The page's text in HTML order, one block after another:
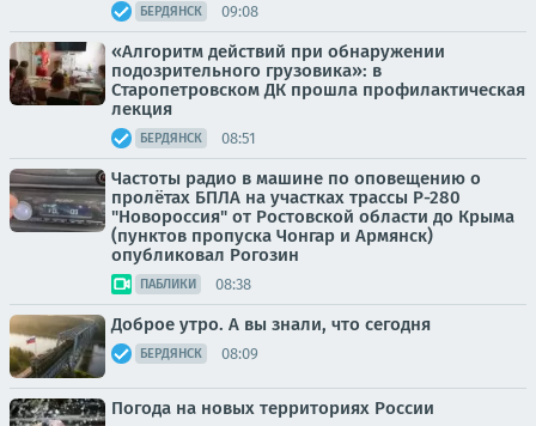
БЕРДЯНСК 09:08
«Алгоритм действий при обнаружении
подозрительного грузовика»: в
Старопетровском ДК прошла профилактическая
лекция
БЕРДЯНСК 08:51
Частоты радио в машине по оповещению о
пролётах БПЛА на участках трассы Р-280
"Новороссия" от Ростовской области до Крыма
(пунктов пропуска Чонгар и Армянск)
опубликовал Рогозин
ПАБЛИКИ 08:38
Доброе утро. А вы знали, что сегодня
БЕРДЯНСК 08:09
Погода на новых территориях России